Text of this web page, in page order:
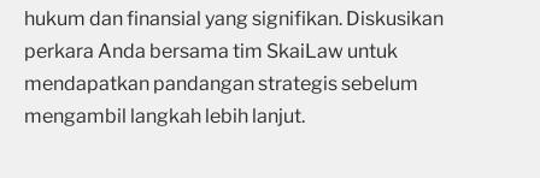
hukum dan finansial yang signifikan. Diskusikan
perkara Anda bersama tim SkaiLaw untuk
mendapatkan pandangan strategis sebelum
mengambil langkah lebih lanjut.